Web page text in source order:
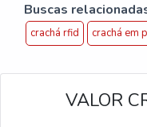
Buscas
crachá rfid crachá em
VALOR